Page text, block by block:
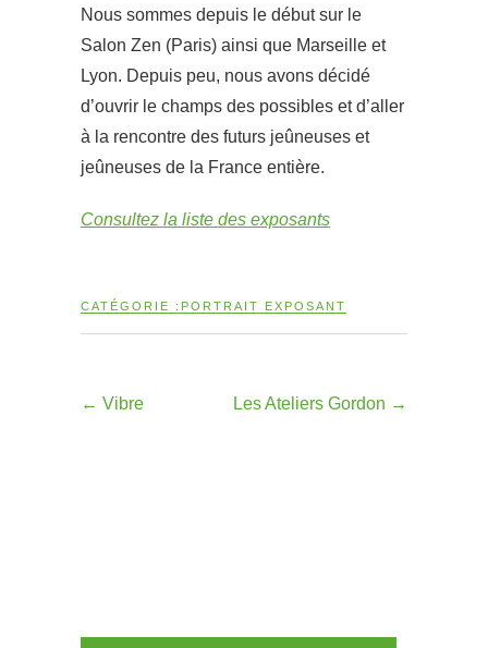
Nous sommes depuis le début sur le
Salon Zen (Paris) ainsi que Marseille et
Lyon. Depuis peu, nous avons décidé
d’ouvrir le champs des possibles et d’aller
à la rencontre des futurs jeûneuses et
jeûneuses de la France entière.
Consultez la liste des exposants
CATÉGORIE : PORTRAIT EXPOSANT
← Vibre Les Ateliers Gordon →